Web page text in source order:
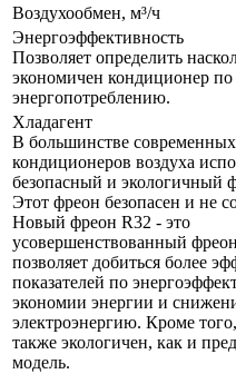
Воздухообмен, м³/ч
Энергоэффективность
Позволяет определить
экономичен кондиционер по
энергопотреблению.
Хладагент
В большинстве современных
кондиционеров воздуха
безопасный и экологичный
Этот фреон безопасен и не
Новый фреон R32 - это
усовершенствованный
позволяет добиться более
показателей по
экономии энергии и
электроэнергию. Кроме
также экологичен, как и
модель.